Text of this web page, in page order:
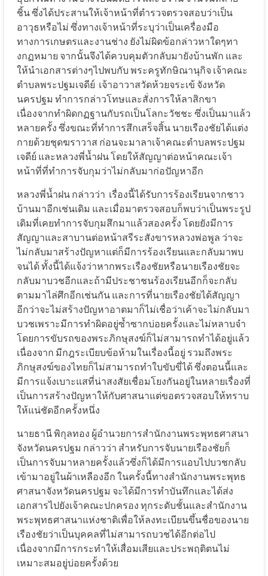
ชิ้น ซึ่งได้ประสานให้เจ้าหน้าที่ตำรวจตรวจสอบว่าเป็น
อาวุธหรือไม่ ซึ่งทางเจ้าหน้าที่ระบุว่าเป็นเครื่องมือ
ทางการเกษตรและงานช่าง ยังไม่ผิดข้อกล่าวหาใดๆทา
งกฏหมาย จากนั้นจึงได้ควบคุมตัวกลับมายังบ้านพัก และ
ให้นำเอกสารต่างๆไปพบกับ พระครูทักษิณานุกิจ เจ้าคณะ
ตำบลพระปฐมเจดีย์ เจ้าอาวาสวัดห้วยจระเข้ จังหวัด
นครปฐม ทำการกล่าวโทษและสั่งการให้ลาสิกขา
เนื่องจากทำผิดกฏฐานกับรถเป็นโลกะวัชชะ ซึ่งเป็นมาแล้ว
หลายครั้ง ซึ่งขณะที่ทำการสึกเสร็จสิ้น นายเรืองชัยได้แต่ง
กายด้วยชุดฆราวาส ก่อนจะมาลาเจ้าคณะตำบลพระปฐม
เจดีย์ และหลวงพี่น้ำฝน โดยให้สัญญาต่อหน้าคณะเจ้า
หน้าที่ที่ทำการจับกุมว่าไม่กลับมาก่อปัญหาอีก
หลวงพี่น้ำฝน กล่าวว่า เรื่องนี้ได้รับการร้องเรียนจากชาว
บ้านมาอีกเช่นเดิม และเมื่อมาตรวจสอบก็พบว่าเป็นพระรูป
เดิมที่เคยทำการจับกุมสึกมาแล้วสองครั้ง โดยยังมีการ
สัญญาและสาบานต่อหน้าสรีระสังขารหลวงพ่อพูล ว่าจะ
ไม่กลับมาสร้างปัญหาแต่ก็มีการร้องเรียนและกลับมาพบ
จนได้ ทั้งนี้ได้แจ้งว่าหากพระเรืองชัยหรือนายเรืองชัยจะ
กลับมาบวชอีกและถ้ามีประชาชนร้องเรียนอีกก็จะกลับ
ตามมาไล่ศึกอีกเช่นกัน และการที่นายเรืองชัยได้สัญญา
อีกว่าจะไม่สร้างปัญหาอาตมาก็ไม่เชื่อว่าเค้าจะไม่กลับมา
บวชเพราะมีการทำผิดอยู่ซ้ำซากบ่อยครั้งและไม่หลาบจำ
โดยการขับรถของพระภิกษุสงฆ์ก็ไม่สามารถทำได้อยู่แล้ว
เนื่องจาก มีกฎระเบียบข้อห้ามในเรื่องนี้อยู่ รวมถึงพระ
ภิกษุสงฆ์ของไทยก็ไม่สามารถทำใบขับขี่ได้ ซึ่งตอนนี้และ
มีการแจ้งเบาะแสที่น่าสงสัยเชื่อมโยงกันอยู่ในหลายเรื่องที่
เป็นการสร้างปัญหาให้กับศาสนาแต่ขอตรวจสอบให้ทราบ
ให้แน่ชัดอีกครั้งหนึ่ง
นายธานี พิกุลทอง ผู้อำนวยการสำนักงานพระพุทธศาสนา
จังหวัดนครปฐม กล่าวว่า สำหรับการจับนายเรืองชัยก็
เป็นการจับมาหลายครั้งแล้วซึ่งก็ได้มีการแอบไปบวชกลับ
เข้ามาอยู่ในผ้าเหลืองอีก ในครั้งนี้ทางสำนักงานพระพุทธ
ศาสนาจังหวัดนครปฐม จะได้มีการทำบันทึกและได้ส่ง
เอกสารไปยังเจ้าคณะปกครอง ทุกระดับชั้นและสำนักงาน
พระพุทธศาสนาแห่งชาติเพื่อให้ลงทะเบียนขึ้นชื่อของนาย
เรืองชัยว่าเป็นบุคคลที่ไม่สามารถบวชได้อีกต่อไป
เนื่องจากมีการกระทำให้เสื่อมเสียและประพฤติตนไม่
เหมาะสมอยู่บ่อยครั้งด้วย